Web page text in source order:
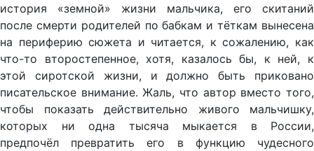
история «земной» жизни мальчика, его скитаний
после смерти родителей по бабкам и тёткам вынесена
на периферию сюжета и читается, к сожалению, как
что-то второстепенное, хотя, казалось бы, к ней, к
этой сиротской жизни, и должно быть приковано
писательское внимание. Жаль, что автор вместо того,
чтобы показать действительно живого мальчишку,
которых ни одна тысяча мыкается в России,
предпочёл превратить его в функцию чудесного